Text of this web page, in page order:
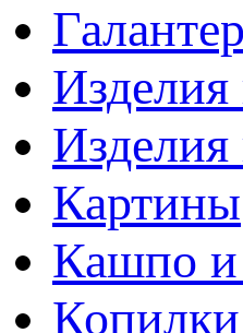
Изделия
Изделия
Картины
Кашпо и